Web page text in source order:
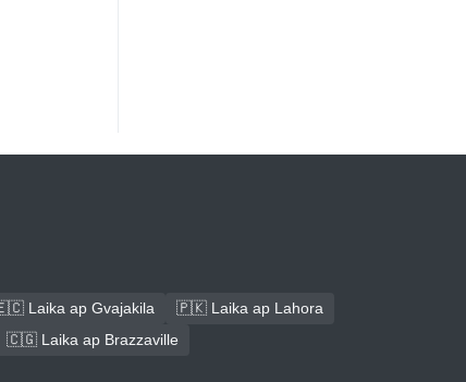
Laika ap Gvajakila
🇵🇰 Laika ap Lahora
🇨🇬 Laika ap Brazzaville